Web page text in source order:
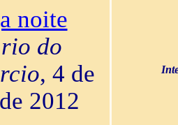
noite
do
, 4 de
2012